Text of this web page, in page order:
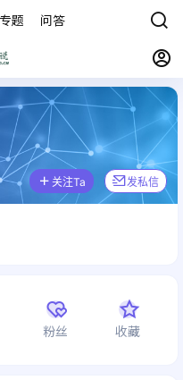
专题 问答
关注Ta 发私信
粉丝 收藏